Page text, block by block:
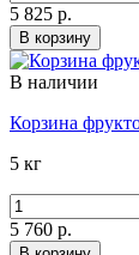
5 825 р.
В корзину
В наличии
Корзина
5 кг
5 760 р.